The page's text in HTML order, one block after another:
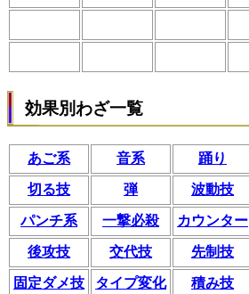
効果別わざ一覧
あご系 音系 踊り
切る技 弾 波動技
パンチ系 一撃必殺 カウンター
後攻技 交代技 先制技
固定ダメ技 タイプ変化 積み技